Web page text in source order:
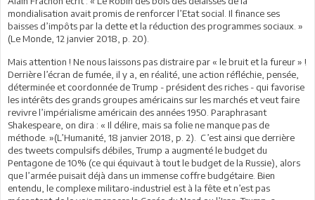
mondialisation avait promis de renforcer l’Etat social. Il finance ses
baisses d’impôts par la dette et la réduction des programmes sociaux. »
(Le Monde, 12 janvier 2018, p. 20).
Mais attention ! Ne nous laissons pas distraire par « le bruit et la fureur » !
Derrière l’écran de fumée, il y a, en réalité, une action réfléchie, pensée,
déterminée et coordonnée de Trump - président des riches - qui favorise
les intérêts des grands groupes américains sur les marchés et veut faire
revivre l’impérialisme américain des années 1950. Paraphrasant
Shakespeare, on dira : « Il délire, mais sa folie ne manque pas de
méthode. »(L’Humanité, 18 janvier 2018, p. 2). C’est ainsi que derrière
des tweets compulsifs débiles, Trump a augmenté le budget du
Pentagone de 10% (ce qui équivaut à tout le budget de la Russie), alors
que l’armée puisait déjà dans un immense coffre budgétaire. Bien
entendu, le complexe militaro-industriel est à la fête et n’est pas